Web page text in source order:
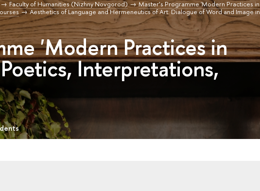
Faculty of Humanities (Nizhny Novgorod)
Master’s Programme 'Modern Practices in
Aesthetics of Language and Hermeneutics of Art: Dialogue of Word and Image in
'Modern Practices in
Interpretations,